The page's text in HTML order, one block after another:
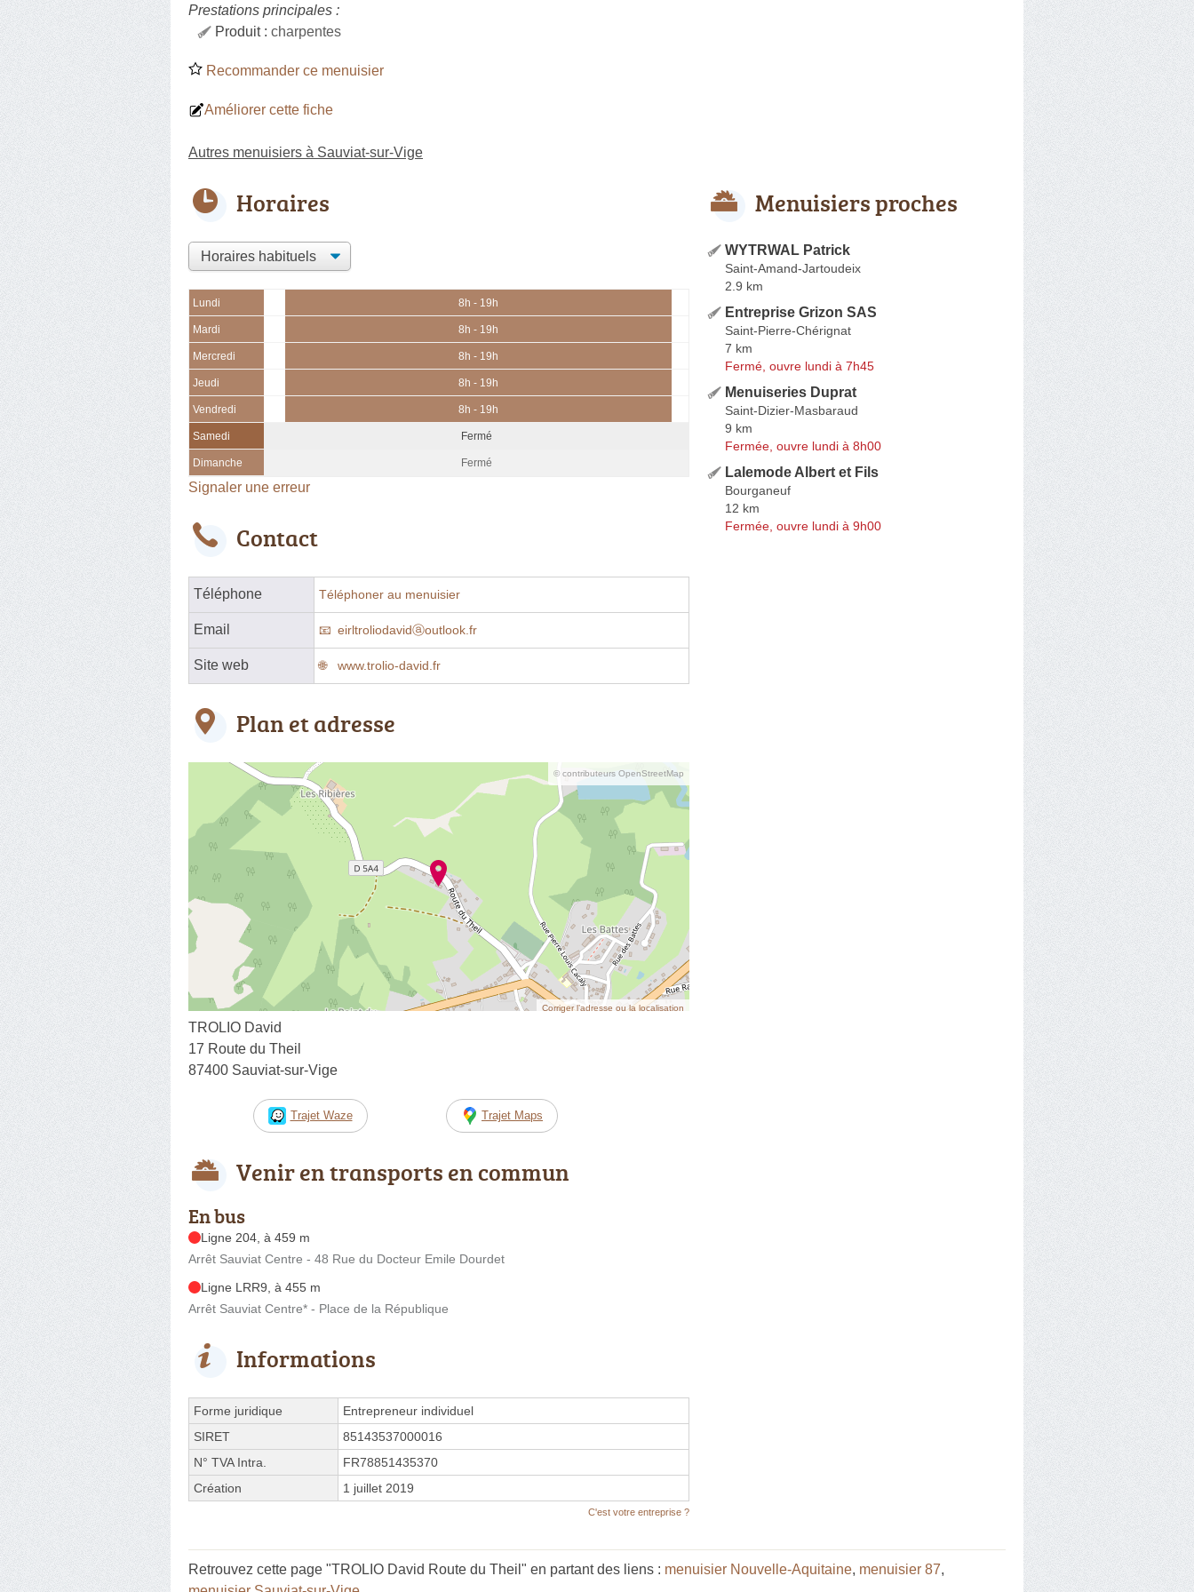
Prestations principales :
Produit : charpentes
Recommander ce menuisier
Améliorer cette fiche
Autres menuisiers à Sauviat-sur-Vige
Horaires
Lundi 8h - 19h
Mardi 8h - 19h
Mercredi 8h - 19h
Jeudi 8h - 19h
Vendredi 8h - 19h
Samedi Fermé
Dimanche Fermé
Signaler une erreur
Contact
Téléphone Téléphoner au menuisier
Email eirltroliodavidⓐoutlook.fr
Site web www.trolio-david.fr
Plan et adresse
© contributeurs OpenStreetMap
Corriger l’adresse ou la localisation
TROLIO David
17 Route du Theil
87400 Sauviat-sur-Vige
Trajet Waze Trajet Maps
Venir en transports en commun
En bus
Ligne 204, à 459 m
Arrêt Sauviat Centre - 48 Rue du Docteur Emile Dourdet
Ligne LRR9, à 455 m
Arrêt Sauviat Centre* - Place de la République
Informations
Forme juridique
Entrepreneur individuel
SIRET
85143537000016
N° TVA Intra.
FR78851435370
Création
1 juillet 2019
C'est votre entreprise ?
Menuisiers proches
WYTRWAL Patrick
Saint-Amand-Jartoudeix
2.9 km
Entreprise Grizon SAS
Saint-Pierre-Chérignat
7 km
Fermé, ouvre lundi à 7h45
Menuiseries Duprat
Saint-Dizier-Masbaraud
9 km
Fermée, ouvre lundi à 8h00
Lalemode Albert et Fils
Bourganeuf
12 km
Fermée, ouvre lundi à 9h00
Retrouvez cette page "TROLIO David Route du Theil" en partant des liens : menuisier Nouvelle-Aquitaine, menuisier 87,